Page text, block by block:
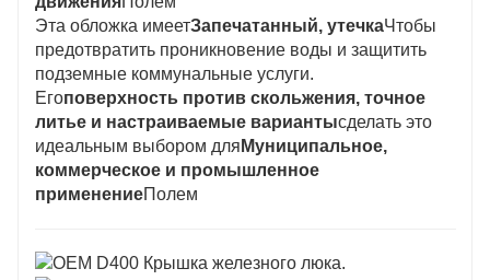
Эта обложка имеетЗапечатанный, утечкаЧтобы
предотвратить проникновение воды и защитить
подземные коммунальные услуги.
Егоповерхность против скольжения, точное
литье и настраиваемые вариантысделать это
идеальным выбором для Муниципальное,
коммерческое и промышленное
применениеПолем